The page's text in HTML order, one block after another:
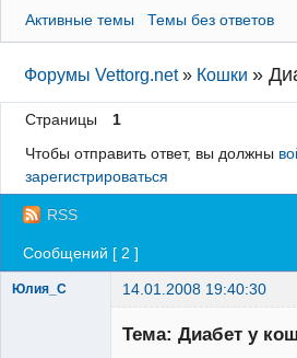
Пользователи
Правила
Поиск
Регистрация
Вход
Активные темы Темы без ответов
Форумы Vettorg.net » Кошки »
Страницы
1
Чтобы отправить ответ, вы должны
зарегистрироваться
RSS
Сообщений [ 2 ]
Юлия_С 14.01.2008 19:40:30
Зарегистрированный
Тема: Диабет у